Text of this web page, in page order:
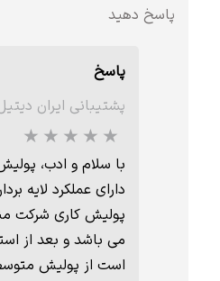
پاسخ دهید
پاسخ
پشتیبانی ایران
پولیش کاری شرکت
می باشد و بعد از
است از پولیش